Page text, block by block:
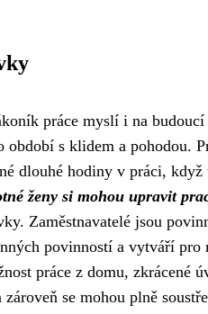
práce myslí i na
s klidem a pohodou.
dlouhé hodiny v práci,
ženy si mohou upravit
Zaměstnavatelé jsou
povinností a vytváří
práce z domu, zkrácené
se mohou plně